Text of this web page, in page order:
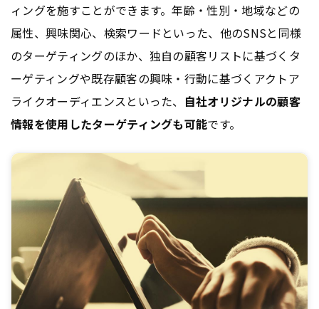
ィングを施すことができます。年齢・性別・地域などの
属性、興味関心、検索ワードといった、他のSNSと同様
のターゲティングのほか、独自の顧客リストに基づくタ
ーゲティングや既存顧客の興味・行動に基づくアクトア
ライクオーディエンスといった、 自社オリジナルの顧客
情報を使用したターゲティングも可能です。